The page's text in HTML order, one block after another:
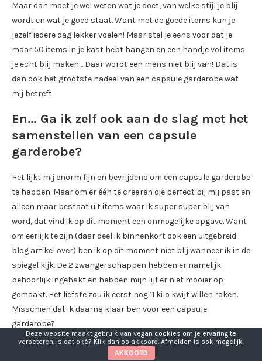
Maar dan moet je wel weten wat je doet, van welke stijl je blij
wordt en wat je goed staat. Want met de goede items kun je
jezelf iedere dag lekker voelen! Maar stel je eens voor dat je
maar 50 items in je kast hebt hangen en een handje vol items
je echt blij maken… Daar wordt een mens niet blij van! Dat is
dan ook het grootste nadeel van een capsule garderobe wat
mij betreft.
En… Ga ik zelf ook aan de slag met het
samenstellen van een capsule
garderobe?
Het lijkt mij enorm fijn en bevrijdend om een capsule garderobe
te hebben. Maar om er één te creëren die perfect bij mij past en
alleen maar bestaat uit items waar ik super super blij van
word, dat vind ik op dit moment een onmogelijke opgave. Want
om eerlijk te zijn (daar deel ik binnenkort ook een uitgebreid
blog artikel over) ben ik op dit moment niet blij wanneer ik in de
spiegel kijk. De 2 zwangerschappen hebben er namelijk
behoorlijk ingehakt en hebben mijn lijf er niet mooier op
gemaakt. Het liefste zou ik eerst nog 11 kilo kwijt willen raken.
Misschien dat ik daarna klaar ben voor een capsule
garderobe?
Deze website maakt gebruik van vegan cookies om je ervaring te
verbeteren. Is dat oké? Klik dan op akkoord. Afmelden is ook mogelijk.
AKKOORD